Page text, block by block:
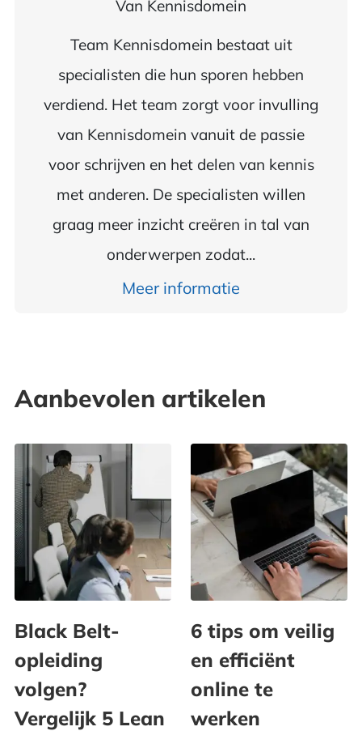
Van Kennisdomein
Team Kennisdomein bestaat uit
specialisten die hun sporen hebben
verdiend. Het team zorgt voor invulling
van Kennisdomein vanuit de passie
voor schrijven en het delen van kennis
met anderen. De specialisten willen
graag meer inzicht creëren in tal van
onderwerpen zodat...
Meer informatie
Aanbevolen artikelen
Black Belt-
opleiding
volgen?
Vergelijk 5 Lean
6 tips om veilig
en efficiënt
online te
werken